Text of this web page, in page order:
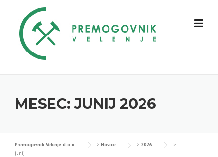
content
MESEC:JUNIJ 2026
Premogovnik Velenje d.o.o. > Novice > 2026
>
junij